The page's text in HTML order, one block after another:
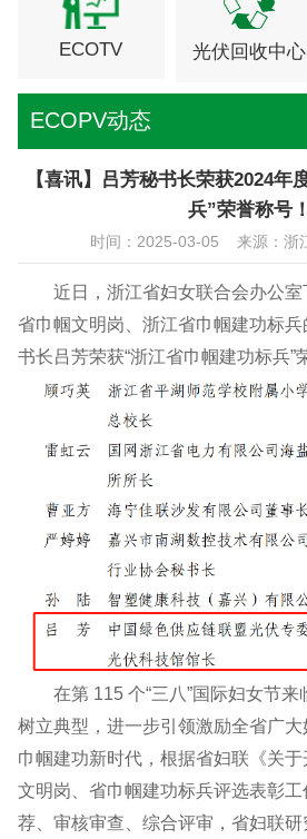
ECOTV 光伏回收中心
ECOPV动态
【喜讯】吕芳秘书长荣获2024年
兵”荣誉称号！
时间：2025-03-05 来源：浙
近日，浙江省妇女联合会办公室
省巾帼文明岗、浙江省巾帼建功标
书长吕芳荣获“浙江省巾帼建功标兵”
在第 115 个“三八”国际妇女节来
树立典型，进一步引领激励全省广大
巾帼建功新时代，根据省妇联《关
文明岗、省巾帼建功标兵评选表彰
荐、审核审查、综合评审，省妇联